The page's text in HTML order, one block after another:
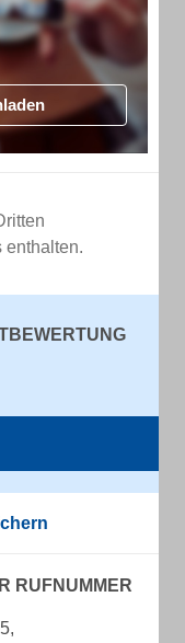
enthalten.
RUFNUMMER